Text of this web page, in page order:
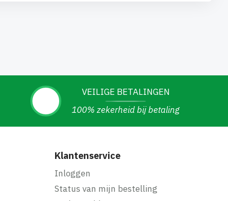
VEILIGE BETALINGEN
100% zekerheid bij betaling
Klantenservice
Inloggen
Status van mijn bestelling